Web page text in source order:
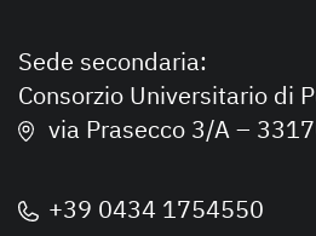
Sede secondaria:
Consorzio Universitario di
via Prasecco 3/A –
+39 0434 1754550